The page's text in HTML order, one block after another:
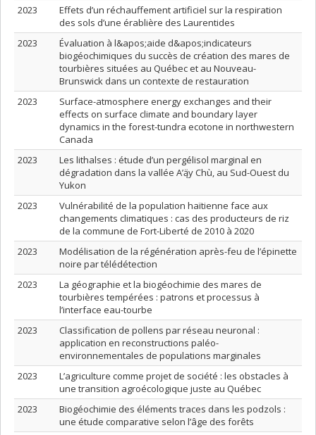
2023
Effets d’un réchauffement artificiel sur la respiration
des sols d’une érablière des Laurentides
2023
Évaluation à l&apos;aide d&apos;indicateurs
biogéochimiques du succès de création des mares de
tourbières situées au Québec et au Nouveau-
Brunswick dans un contexte de restauration
2023
Surface-atmosphere energy exchanges and their
effects on surface climate and boundary layer
dynamics in the forest-tundra ecotone in northwestern
Canada
2023
Les lithalses : étude d’un pergélisol marginal en
dégradation dans la vallée A’ą̈y Chù, au Sud-Ouest du
Yukon
2023
Vulnérabilité de la population haïtienne face aux
changements climatiques : cas des producteurs de riz
de la commune de Fort-Liberté de 2010 à 2020
2023
Modélisation de la régénération après-feu de l’épinette
noire par télédétection
2023
La géographie et la biogéochimie des mares de
tourbières tempérées : patrons et processus à
l’interface eau-tourbe
2023
Classification de pollens par réseau neuronal :
application en reconstructions paléo-
environnementales de populations marginales
2023
L’agriculture comme projet de société : les obstacles à
une transition agroécologique juste au Québec
2023
Biogéochimie des éléments traces dans les podzols :
une étude comparative selon l’âge des forêts